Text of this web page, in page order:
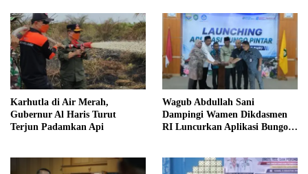
Karhutla di Air Merah,
Gubernur Al Haris Turut
Terjun Padamkan Api
Wagub Abdullah Sani
Dampingi Wamen Dikdasmen
RI Luncurkan Aplikasi Bungo